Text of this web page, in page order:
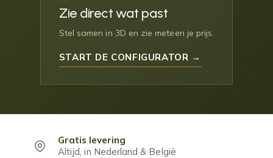
Zie direct wat past
Stel samen in 3D en zie meteen je prijs.
START DE CONFIGURATOR →
Gratis levering
Altijd, in Nederland & België